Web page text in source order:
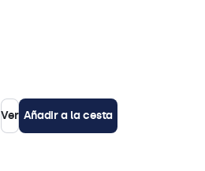
Ver Añadir a la cesta